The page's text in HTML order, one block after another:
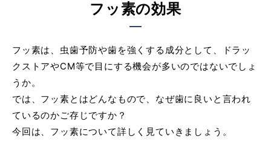
フッ素の効果
フッ素は、虫歯予防や歯を強くする成分として、ドラッ
クストアやCM等で目にする機会が多いのではないでしょ
うか。
では、フッ素とはどんなもので、なぜ歯に良いと言われ
ているのかご存じですか？
今回は、フッ素について詳しく見ていきましょう。